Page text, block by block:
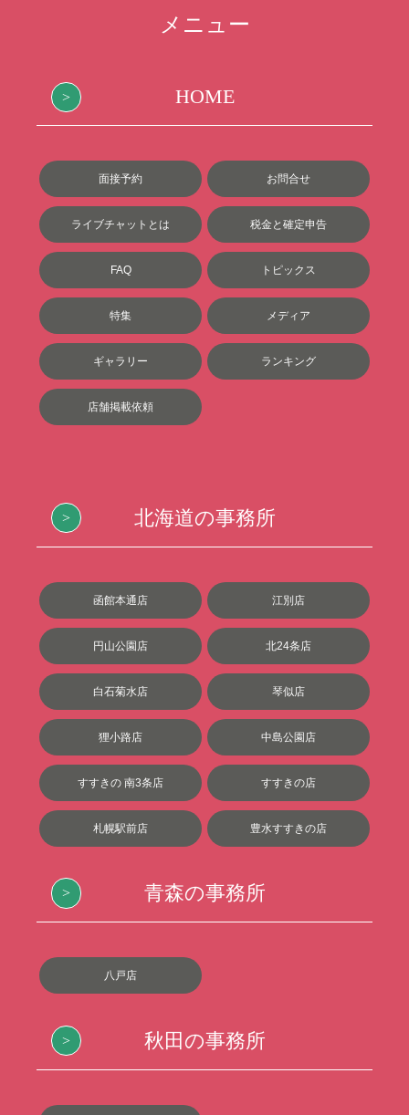
メニュー
HOME
面接予約 お問合せ
ライブチャットとは 税金と確定申告
FAQ トピックス
特集 メディア
ギャラリー ランキング
店舗掲載依頼
北海道の事務所
函館本通店 江別店
円山公園店 北24条店
白石菊水店 琴似店
狸小路店 中島公園店
すすきの 南3条店 すすきの店
札幌駅前店 豊水すすきの店
青森の事務所
八戸店
秋田の事務所